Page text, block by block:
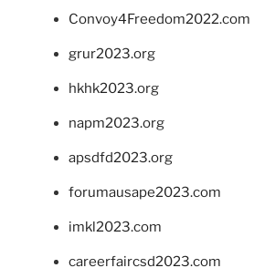
Convoy4Freedom2022.com
grur2023.org
hkhk2023.org
napm2023.org
apsdfd2023.org
forumausape2023.com
imkl2023.com
careerfaircsd2023.com